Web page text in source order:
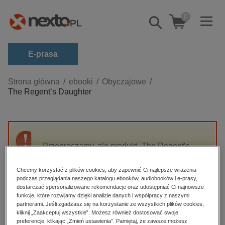
Pokaż/schowaj
wyszukiwarkę
0
E-prasa
Kategorie
Zobacz wszystkie E-prasa
budownictwo, aranżacja wnętrz
darmowe wydania
edukacja
hobby, sport, rozrywka
komputery, internet, technologie, informatyka
Strona główna ebooki
Obyczajowe
The Regent’s Daughter
Przepraszamy, ale produkt „The Regent’s
High-contrast mode
Polecane
Chcemy korzystać z plików cookies, aby zapewnić Ci najlepsze wrażenia
podczas przeglądania naszego katalogu ebooków, audiobooków i e-prasy,
dostarczać spersonalizowane rekomendacje oraz udostępniać Ci najnowsze
funkcje, które rozwijamy dzięki analizie danych i współpracy z naszymi
partnerami. Jeśli zgadzasz się na korzystanie ze wszystkich plików cookies,
kliknij „Zaakceptuj wszystkie”. Możesz również dostosować swoje
preferencje, klikając „Zmień ustawienia”. Pamiętaj, że zawsze możesz